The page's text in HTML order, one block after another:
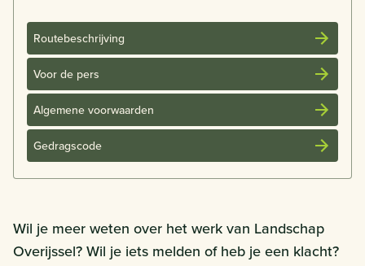
Routebeschrijving
Voor de pers
Algemene voorwaarden
Gedragscode
Wil je meer weten over het werk van Landschap
Overijssel? Wil je iets melden of heb je een klacht?